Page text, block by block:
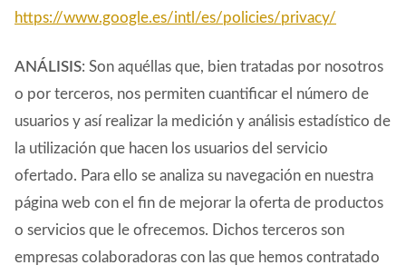
https://www.google.es/intl/es/policies/privacy/
ANÁLISIS: Son aquéllas que, bien tratadas por nosotros
o por terceros, nos permiten cuantificar el número de
usuarios y así realizar la medición y análisis estadístico de
la utilización que hacen los usuarios del servicio
ofertado. Para ello se analiza su navegación en nuestra
página web con el fin de mejorar la oferta de productos
o servicios que le ofrecemos. Dichos terceros son
empresas colaboradoras con las que hemos contratado